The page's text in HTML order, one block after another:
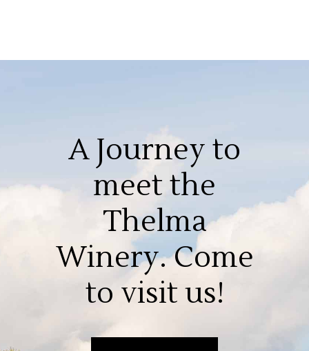
A Journey to
meet the
Thelma
Winery. Come
to visit us!